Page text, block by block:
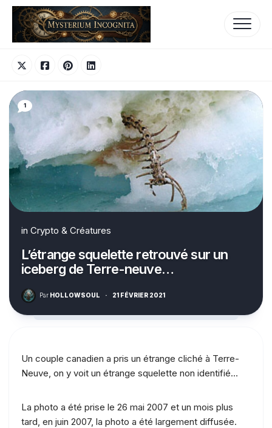
Skip
content
1
in Crypto & Créatures
L’étrange squelette retrouvé sur un
iceberg de Terre-neuve…
Par HOLLOWSOUL · 21 FÉVRIER 2021
Un couple canadien a pris un étrange cliché à Terre-
Neuve, on y voit un étrange squelette non identifié…
La photo a été prise le 26 mai 2007 et un mois plus
tard, en juin 2007, la photo a été largement diffusée.